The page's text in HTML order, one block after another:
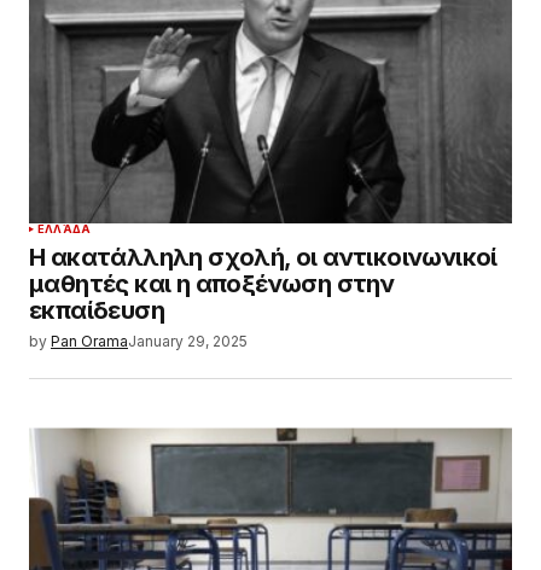
ΕΛΛΆΔΑ
Η ακατάλληλη σχολή, οι αντικοινωνικοί
μαθητές και η αποξένωση στην
εκπαίδευση
by Pan OramaJanuary 29, 2025